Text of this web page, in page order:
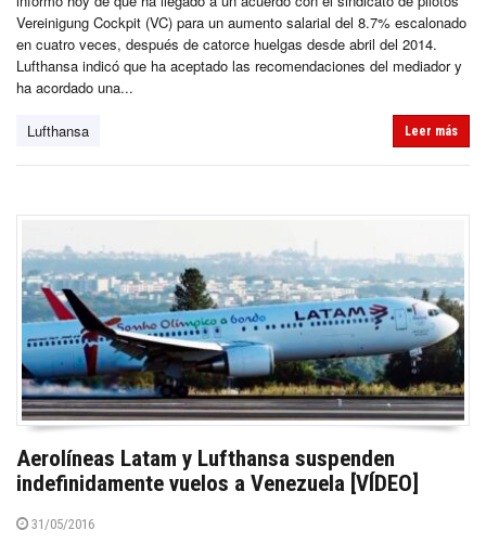
Vereinigung Cockpit (VC) para un aumento salarial del 8.7% escalonado
en cuatro veces, después de catorce huelgas desde abril del 2014.
Lufthansa indicó que ha aceptado las recomendaciones del mediador y
ha acordado una...
Lufthansa Leer más
Aerolíneas Latam y Lufthansa suspenden
indefinidamente vuelos a Venezuela [VÍDEO]
31/05/2016